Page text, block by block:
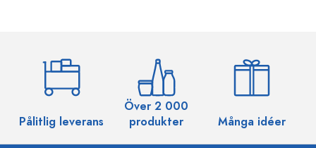
Pålitlig leverans
Över 2 000
produkter
Många idéer